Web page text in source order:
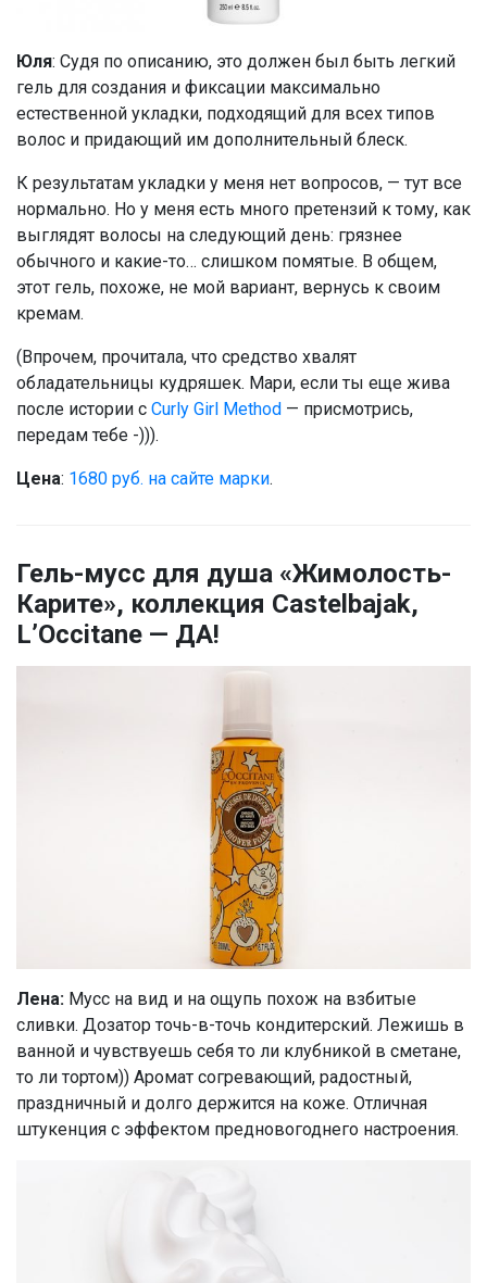
Юля: Судя по описанию, это должен был быть легкий
гель для создания и фиксации максимально
естественной укладки, подходящий для всех типов
волос и придающий им дополнительный блеск.
К результатам укладки у меня нет вопросов, — тут все
нормально. Но у меня есть много претензий к тому, как
выглядят волосы на следующий день: грязнее
обычного и какие-то… слишком помятые. В общем,
этот гель, похоже, не мой вариант, вернусь к своим
кремам.
(Впрочем, прочитала, что средство хвалят
обладательницы кудряшек. Мари, если ты еще жива
после истории с Curly Girl Method — присмотрись,
передам тебе -))).
Цена: 1680 руб. на сайте марки.
Гель-мусс для душа «Жимолость-
Карите», коллекция Castelbajak,
L’Occitane — ДА!
Лена: Мусс на вид и на ощупь похож на взбитые
сливки. Дозатор точь-в-точь кондитерский. Лежишь в
ванной и чувствуешь себя то ли клубникой в сметане,
то ли тортом)) Аромат согревающий, радостный,
праздничный и долго держится на коже. Отличная
штукенция с эффектом предновогоднего настроения.